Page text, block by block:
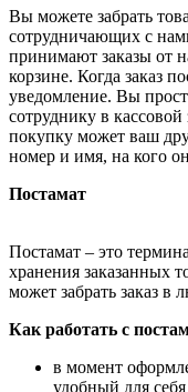
Вы можете забрать
сотрудничающих с
принимают заказы от
корзине. Когда заказ
уведомление. Вы
сотруднику в кассовой
покупку может ваш
номер и имя, на кого
Постамат
Постамат – это
хранения заказанных
может забрать заказ в
Как работать с
в момент
удобный для себя